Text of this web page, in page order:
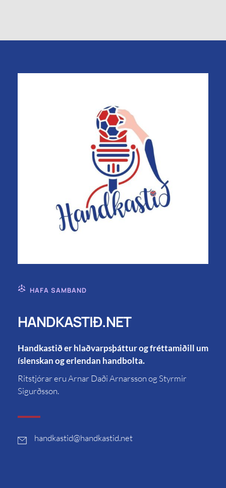
HAFA SAMBAND
HANDKASTIÐ.NET
Handkastið er hlaðvarpsþáttur og fréttamiðill um
íslenskan og erlendan handbolta.
Ritstjórar eru Arnar Daði Arnarsson og Styrmir
Sigurðsson.
handkastid@handkastid.net